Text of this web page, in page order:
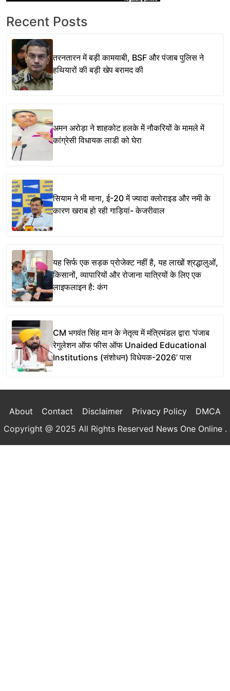
Recent Posts
तरनतारन में बड़ी कामयाबी, BSF और पंजाब पुलिस ने
हथियारों की बड़ी खेप बरामद की
अमन अरोड़ा ने शाहकोट हलके में नौकरियों के मामले में
कांग्रेसी विधायक लाडी को घेरा
सियाम ने भी माना, ई-20 में ज्यादा क्लोराइड और नमी के
कारण खराब हो रही गाड़ियां- केजरीवाल
यह सिर्फ एक सड़क प्रोजेक्ट नहीं है, यह लाखों श्रद्धालुओं,
किसानों, व्यापारियों और रोजाना यात्रियों के लिए एक
लाइफलाइन है: कंग
CM भगवंत सिंह मान के नेतृत्व में मंत्रिमंडल द्वारा ‘पंजाब
रेगुलेशन ऑफ फीस ऑफ Unaided Educational
Institutions (संशोधन) विधेयक-2026’ पास
About Contact Disclaimer Privacy Policy
DMCA
Copyright @ 2025 All Rights Reserved News One Online .